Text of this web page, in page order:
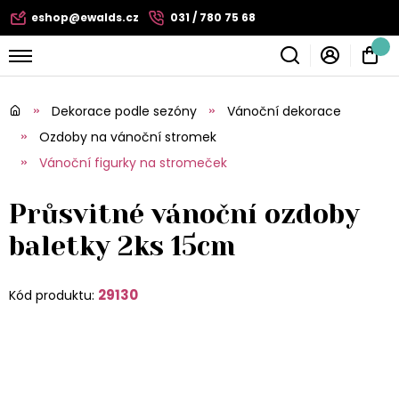
eshop@ewalds.cz 031 / 780 75 68
Dekorace podle sezóny
Vánoční dekorace
Ozdoby na vánoční stromek
Vánoční figurky na stromeček
Průsvitné vánoční ozdoby
baletky 2ks 15cm
Kód produktu: 29130